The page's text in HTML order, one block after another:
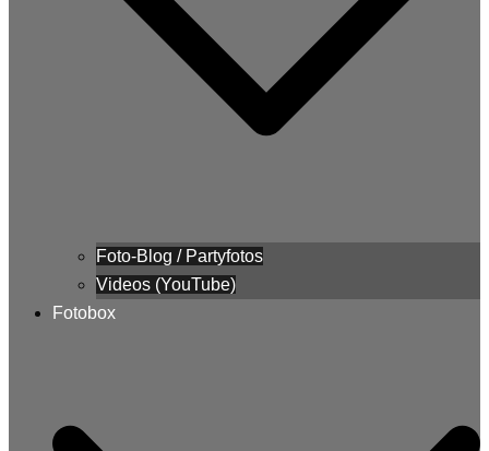
Foto-Blog / Partyfotos
Videos (YouTube)
Fotobox